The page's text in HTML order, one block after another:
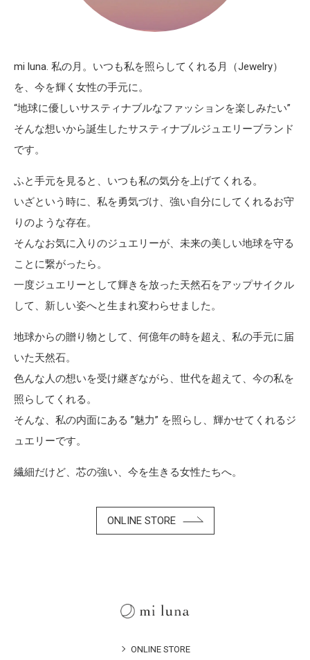
mi luna. 私の月。いつも私を照らしてくれる月（Jewelry）
を、今を輝く女性の手元に。
“地球に優しいサスティナブルなファッションを楽しみたい”
そんな想いから誕生したサスティナブルジュエリーブランド
です。
ふと手元を見ると、いつも私の気分を上げてくれる。
いざという時に、私を勇気づけ、強い自分にしてくれるお守
りのような存在。
そんなお気に入りのジュエリーが、未来の美しい地球を守る
ことに繋がったら。
一度ジュエリーとして輝きを放った天然石をアップサイクル
して、新しい姿へと生まれ変わらせました。
地球からの贈り物として、何億年の時を超え、私の手元に届
いた天然石。
色んな人の想いを受け継ぎながら、世代を超えて、今の私を
照らしてくれる。
そんな、私の内面にある ”魅力” を照らし、輝かせてくれるジ
ュエリーです。
繊細だけど、芯の強い、今を生きる女性たちへ。
ONLINE STORE
ONLINE STORE